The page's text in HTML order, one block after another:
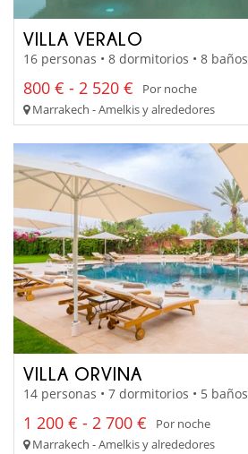
VILLA VERALO
16 personas • 8 dormitorios • 8 baños
800 € - 2 520 €
Por noche
Marrakech - Amelkis y alrededores
VILLA ORVINA
14 personas • 7 dormitorios • 5 baños
1 200 € - 2 700 €
Por noche
Marrakech - Amelkis y alrededores